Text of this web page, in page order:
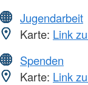
Jugendarbeit
Karte: Link
Spenden
Karte: Link